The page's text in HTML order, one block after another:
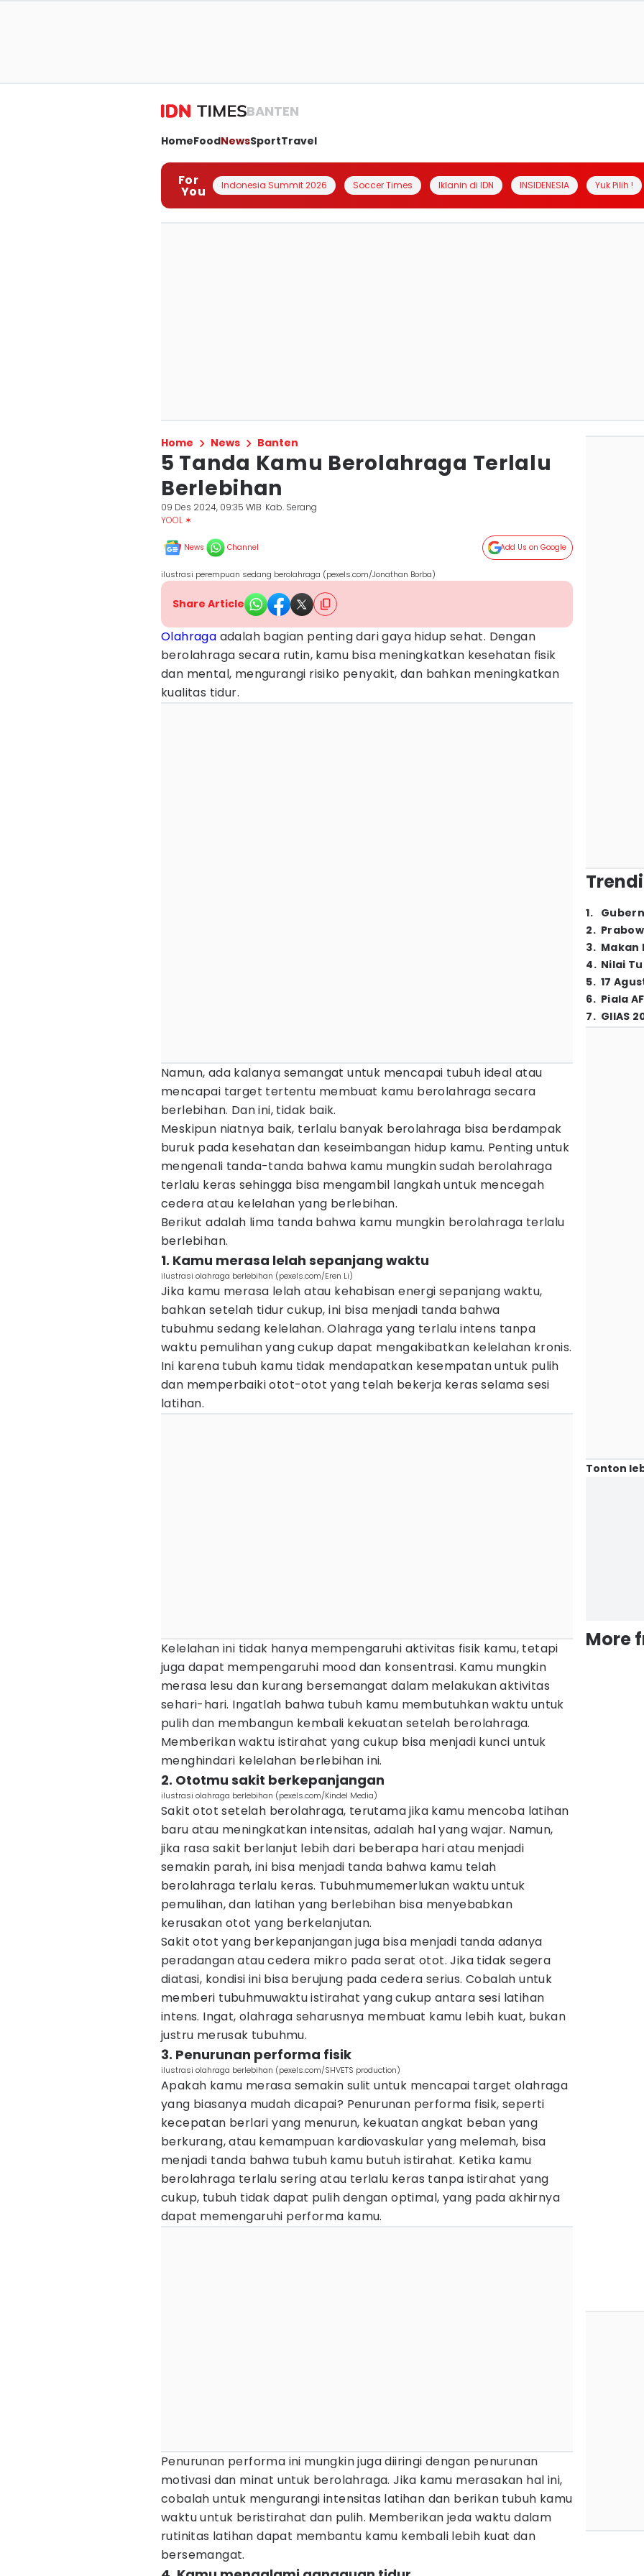
BANTEN
HomeFoodNewsSportTravel
For
You Indonesia Summit 2026 Soccer Times Iklanin di IDN INSIDENESIA Yuk Pilih !
Home News Banten
5 Tanda Kamu Berolahraga Terlalu
Berlebihan
09 Des 2024, 09:35 WIB Kab. Serang
YOOL ✶
News Channel Add Us on Google
ilustrasi perempuan sedang berolahraga (pexels.com/Jonathan Borba)
Share Article
Olahraga adalah bagian penting dari gaya hidup sehat. Dengan
berolahraga secara rutin, kamu bisa meningkatkan kesehatan fisik
dan mental, mengurangi risiko penyakit, dan bahkan meningkatkan
kualitas tidur.
Namun, ada kalanya semangat untuk mencapai tubuh ideal atau
mencapai target tertentu membuat kamu berolahraga secara
berlebihan. Dan ini, tidak baik.
Meskipun niatnya baik, terlalu banyak berolahraga bisa berdampak
buruk pada kesehatan dan keseimbangan hidup kamu. Penting untuk
mengenali tanda-tanda bahwa kamu mungkin sudah berolahraga
terlalu keras sehingga bisa mengambil langkah untuk mencegah
cedera atau kelelahan yang berlebihan.
Berikut adalah lima tanda bahwa kamu mungkin berolahraga terlalu
berlebihan.
1. Kamu merasa lelah sepanjang waktu
ilustrasi olahraga berlebihan (pexels.com/Eren Li)
Jika kamu merasa lelah atau kehabisan energi sepanjang waktu,
bahkan setelah tidur cukup, ini bisa menjadi tanda bahwa
tubuhmu sedang kelelahan. Olahraga yang terlalu intens tanpa
waktu pemulihan yang cukup dapat mengakibatkan kelelahan kronis.
Ini karena tubuh kamu tidak mendapatkan kesempatan untuk pulih
dan memperbaiki otot-otot yang telah bekerja keras selama sesi
latihan.
Kelelahan ini tidak hanya mempengaruhi aktivitas fisik kamu, tetapi
juga dapat mempengaruhi mood dan konsentrasi. Kamu mungkin
merasa lesu dan kurang bersemangat dalam melakukan aktivitas
sehari-hari. Ingatlah bahwa tubuh kamu membutuhkan waktu untuk
pulih dan membangun kembali kekuatan setelah berolahraga.
Memberikan waktu istirahat yang cukup bisa menjadi kunci untuk
menghindari kelelahan berlebihan ini.
2. Ototmu sakit berkepanjangan
ilustrasi olahraga berlebihan (pexels.com/Kindel Media)
Sakit otot setelah berolahraga, terutama jika kamu mencoba latihan
baru atau meningkatkan intensitas, adalah hal yang wajar. Namun,
jika rasa sakit berlanjut lebih dari beberapa hari atau menjadi
semakin parah, ini bisa menjadi tanda bahwa kamu telah
berolahraga terlalu keras. Tubuhmumemerlukan waktu untuk
pemulihan, dan latihan yang berlebihan bisa menyebabkan
kerusakan otot yang berkelanjutan.
Sakit otot yang berkepanjangan juga bisa menjadi tanda adanya
peradangan atau cedera mikro pada serat otot. Jika tidak segera
diatasi, kondisi ini bisa berujung pada cedera serius. Cobalah untuk
memberi tubuhmuwaktu istirahat yang cukup antara sesi latihan
intens. Ingat, olahraga seharusnya membuat kamu lebih kuat, bukan
justru merusak tubuhmu.
3. Penurunan performa fisik
ilustrasi olahraga berlebihan (pexels.com/SHVETS production)
Apakah kamu merasa semakin sulit untuk mencapai target olahraga
yang biasanya mudah dicapai? Penurunan performa fisik, seperti
kecepatan berlari yang menurun, kekuatan angkat beban yang
berkurang, atau kemampuan kardiovaskular yang melemah, bisa
menjadi tanda bahwa tubuh kamu butuh istirahat. Ketika kamu
berolahraga terlalu sering atau terlalu keras tanpa istirahat yang
cukup, tubuh tidak dapat pulih dengan optimal, yang pada akhirnya
dapat memengaruhi performa kamu.
Penurunan performa ini mungkin juga diiringi dengan penurunan
motivasi dan minat untuk berolahraga. Jika kamu merasakan hal ini,
cobalah untuk mengurangi intensitas latihan dan berikan tubuh kamu
waktu untuk beristirahat dan pulih. Memberikan jeda waktu dalam
rutinitas latihan dapat membantu kamu kembali lebih kuat dan
bersemangat.
1.
2.
3. Makan
4. Nilai
5. 17
6. Piala
7. GIIAS
Tonton
More